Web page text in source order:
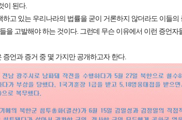
이 된다.
하고 있는 우리나라의 법률을 굳이 거론하지 않더라도 이들
을 고발해야 하는 것이다. 그런데 무슨 이유에서 이런 증언자
증언과 증거 중 몇 가지만 공개하고자 한다.